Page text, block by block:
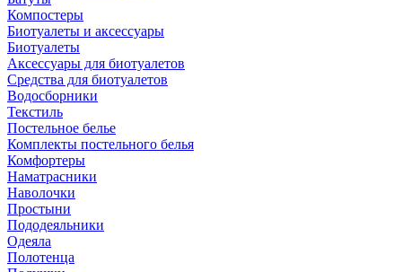
Компостеры
Биотуалеты и аксессуары
Биотуалеты
Аксессуары для биотуалетов
Средства для биотуалетов
Водосборники
Текстиль
Постельное белье
Комплекты постельного белья
Комфортеры
Наматрасники
Наволочки
Простыни
Пододеяльники
Одеяла
Полотенца